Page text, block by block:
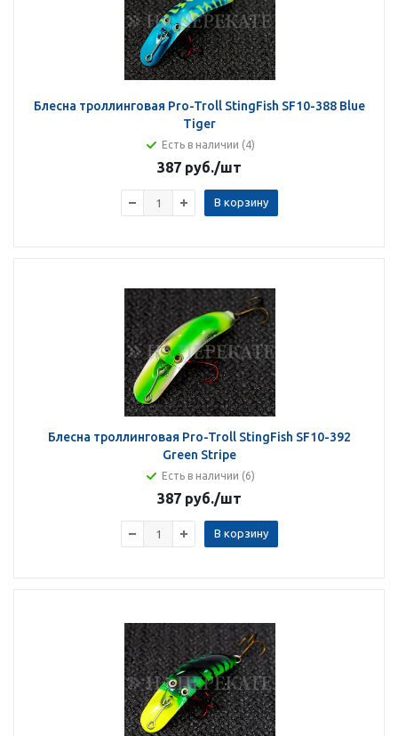
Блесна троллинговая Pro-Troll StingFish SF10-388 Blue
Tiger
Есть в наличии (4)
387 руб./шт
В корзину
Блесна троллинговая Pro-Troll StingFish SF10-392
Green Stripe
Есть в наличии (6)
387 руб./шт
В корзину